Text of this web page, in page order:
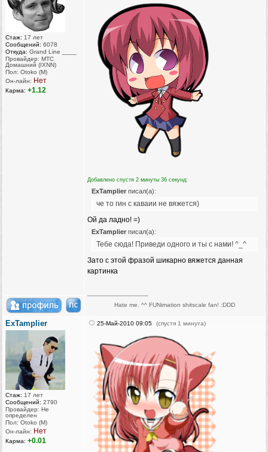
Стаж: 17 лет
Сообщений: 6078
Откуда: Grand Line ____
Провайдер: МТС
Домашний (IXNN)
Пол: Otoko (M)
Он-лайн: Нет
Карма: +1.12
Добавлено спустя 2 минуты 36 секунд:
ExTamplier писал(а):
че то гин с каваии не вяжется)
Ой да ладно! =)
ExTamplier писал(а):
Тебе сюда! Приведи одного и ты с нами! ^_^
Зато с этой фразой шикарно вяжется данная
картинка
Hate me. ^^ FUNimation shitscale fan! :DDD
ExTamplier
Стаж: 17 лет
Сообщений: 2790
Провайдер: Не
определен
Пол: Otoko (M)
Он-лайн: Нет
Карма: +0.01
25-Май-2010 09:05 (спустя 1 минута)